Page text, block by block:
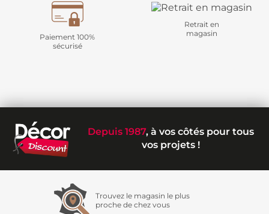
Paiement 100%
sécurisé
Retrait en
magasin
Depuis 1987, à vos côtés pour tous
vos projets !
Trouvez le magasin le plus
proche de chez vous